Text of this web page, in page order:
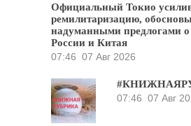
Официальный Токио
ремилитаризацию,
надуманными предлогами о
России и Китая
07:46 07 Авг 2026
07:46 07 Авг